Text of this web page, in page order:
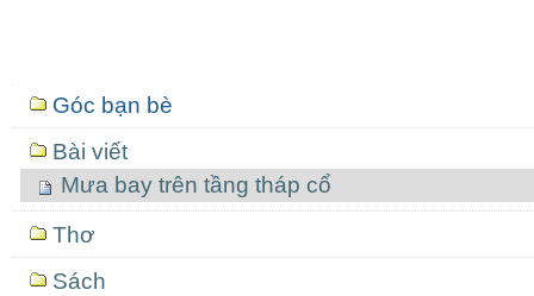
Mục
định
hướng
Góc bạn bè
Bài viết
Mưa bay trên tầng tháp cổ
Thơ
Sách